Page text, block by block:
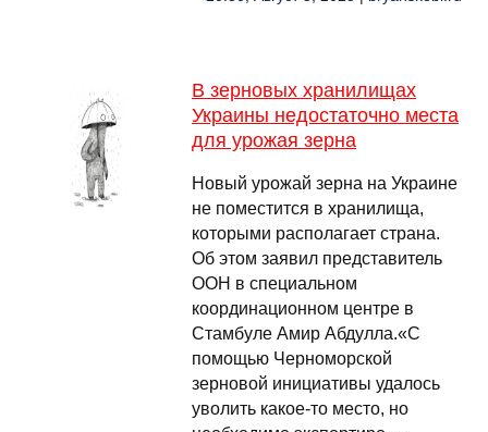
В зерновых хранилищах
Украины недостаточно места
для урожая зерна
Новый урожай зерна на Украине
не поместится в хранилища,
которыми располагает страна.
Об этом заявил представитель
ООН в специальном
координационном центре в
Стамбуле Амир Абдулла.«С
помощью Черноморской
зерновой инициативы удалось
уволить какое-то место, но